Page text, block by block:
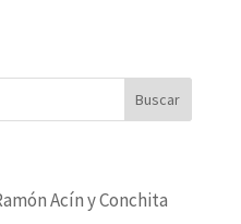
Acín y Conchita